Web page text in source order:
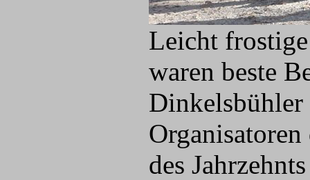
Leicht
waren beste
des